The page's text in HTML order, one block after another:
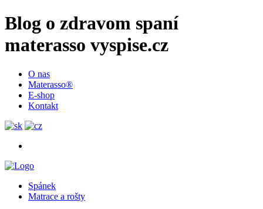
Blog o zdravom spaní
materasso vyspise.cz
O nas
Materasso®
E-shop
Kontakt
Spánek
Matrace a rošty